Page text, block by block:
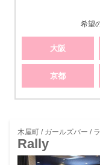
希望
大阪
京都
木屋町 / ガールズバー /
Rally